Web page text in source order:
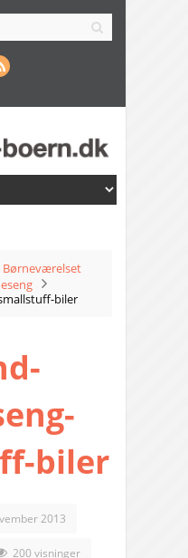
Børneværelset
biler
biler
2013
200 visninger